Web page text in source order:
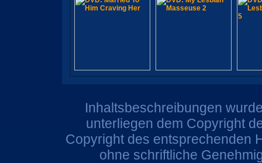
Inhaltsbeschreibungen
unterliegen dem Copyright
Copyright des entsprechenden
ohne schriftliche